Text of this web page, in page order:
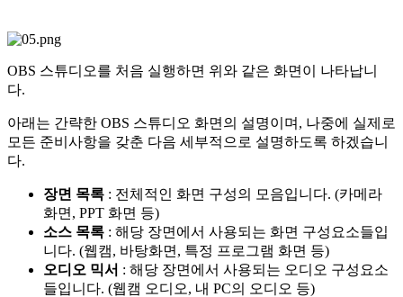
OBS 스튜디오를 처음 실행하면 위와 같은 화면이 나타납니
다.
아래는 간략한 OBS 스튜디오 화면의 설명이며, 나중에 실제로
모든 준비사항을 갖춘 다음 세부적으로 설명하도록 하겠습니
다.
장면 목록 : 전체적인 화면 구성의 모음입니다. (카메라
화면, PPT 화면 등)
소스 목록 : 해당 장면에서 사용되는 화면 구성요소들입
니다. (웹캠, 바탕화면, 특정 프로그램 화면 등)
오디오 믹서 : 해당 장면에서 사용되는 오디오 구성요소
들입니다. (웹캠 오디오, 내 PC의 오디오 등)